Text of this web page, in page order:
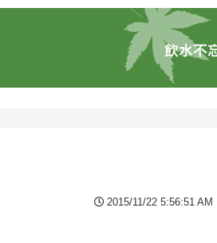
2015/11/22 5:56:51 AM